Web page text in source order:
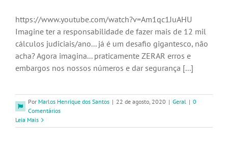
https://www.youtube.com/watch?v=Am1qc1JuAHU
Imagine ter a responsabilidade de fazer mais de 12 mil
cálculos judiciais/ano... já é um desafio gigantesco, não
acha? Agora imagina... praticamente ZERAR erros e
embargos nos nossos números e dar segurança [...]
Por Marlos Henrique dos Santos | 22 de agosto, 2020 | Geral | 0
Comentários
Leia Mais